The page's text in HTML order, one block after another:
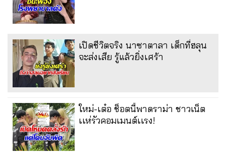
เปิดชีวิตจริง นาซาตาลา เด็กที่ฮลุน
จะส่งเสีย รู้แล้วยิ่งเศร้า
ใหม่-เต๋อ ช็อตนี้พาดราม่า ชาวเน็ต
เเห่รัวคอมเมนต์เเรง!